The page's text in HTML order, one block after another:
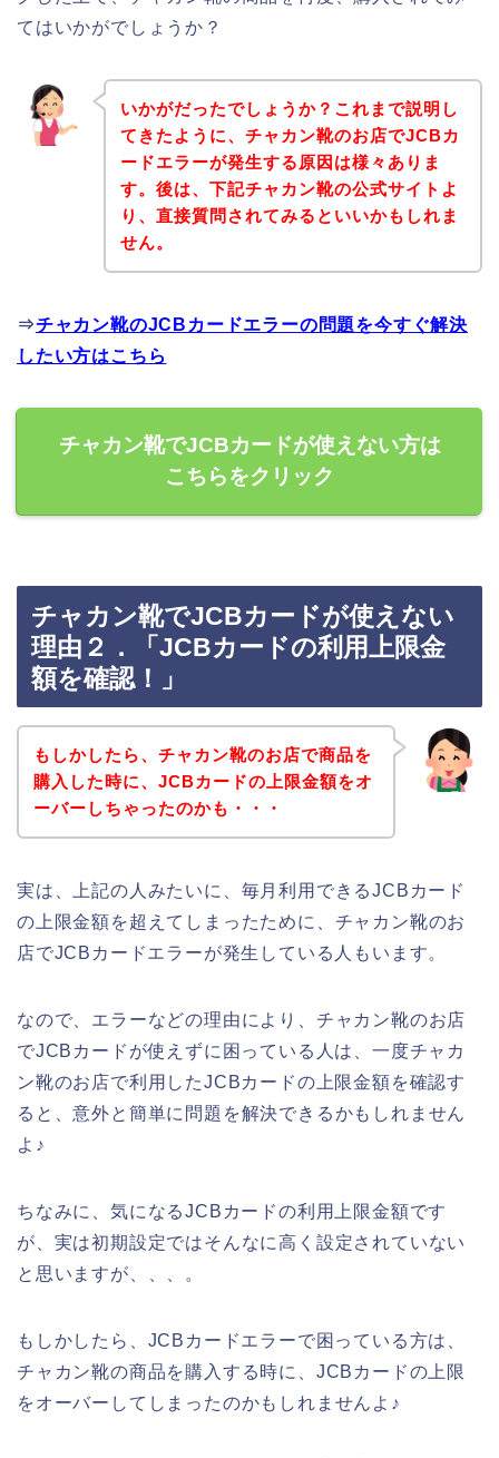
てはいかがでしょうか？
いかがだったでしょうか？これまで説明し
てきたように、チャカン靴のお店でJCBカ
ードエラーが発生する原因は様々ありま
す。後は、下記チャカン靴の公式サイトよ
り、直接質問されてみるといいかもしれま
せん。
⇒チャカン靴のJCBカードエラーの問題を今すぐ解決
したい方はこちら
チャカン靴でJCBカードが使えない方は
こちらをクリック
チャカン靴でJCBカードが使えない
理由２．「JCBカードの利用上限金
額を確認！」
もしかしたら、チャカン靴のお店で商品を
購入した時に、JCBカードの上限金額をオ
ーバーしちゃったのかも・・・
実は、上記の人みたいに、毎月利用できるJCBカード
の上限金額を超えてしまったために、チャカン靴のお
店でJCBカードエラーが発生している人もいます。
なので、エラーなどの理由により、チャカン靴のお店
でJCBカードが使えずに困っている人は、一度チャカ
ン靴のお店で利用したJCBカードの上限金額を確認す
ると、意外と簡単に問題を解決できるかもしれません
よ♪
ちなみに、気になるJCBカードの利用上限金額です
が、実は初期設定ではそんなに高く設定されていない
と思いますが、、、。
もしかしたら、JCBカードエラーで困っている方は、
チャカン靴の商品を購入する時に、JCBカードの上限
をオーバーしてしまったのかもしれませんよ♪